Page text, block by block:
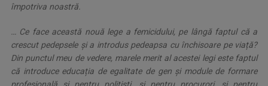
împotriva noastră.
… Ce face această nouă lege a femicidului, pe lângă faptul că a
crescut pedepsele și a introdus pedeapsa cu închisoare pe viață?
Din punctul meu de vedere, marele merit al acestei legi este faptul
că introduce educația de egalitate de gen și module de formare
profesională și pentru polițiști, și pentru procurori, și pentru